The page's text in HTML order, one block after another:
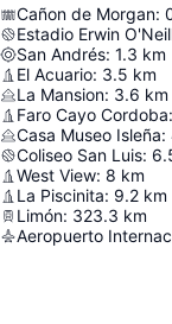
Cañon de Morgan:
Estadio Erwin
San Andrés: 1.3 km
El Acuario: 3.5 km
La Mansion: 3.6 km
Faro Cayo Cordoba:
Casa Museo Isleña:
Coliseo San Luis:
West View: 8 km
La Piscinita: 9.2 km
Limón: 323.3 km